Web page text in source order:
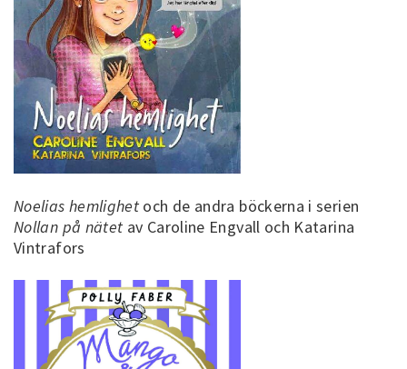
Noelias hemlighet och de andra böckerna i serien
Nollan på nätet av Caroline Engvall och Katarina
Vintrafors